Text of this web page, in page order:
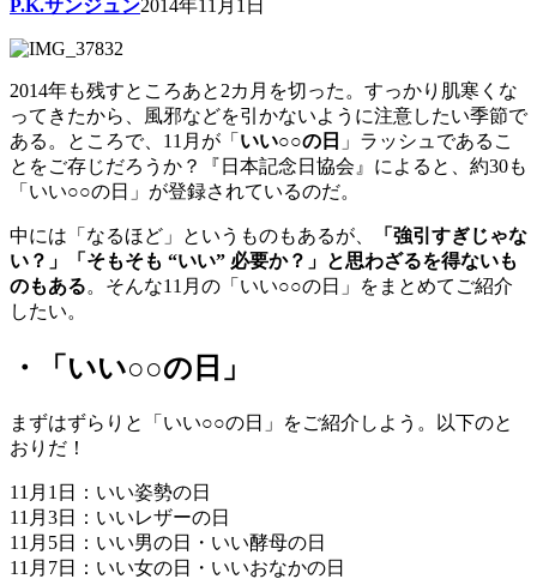
P.K.サンジュン2014年11月1日
2014年も残すところあと2カ月を切った。すっかり肌寒くな
ってきたから、風邪などを引かないように注意したい季節で
ある。ところで、11月が「 いい○○の日 」ラッシュであるこ
とをご存じだろうか？『日本記念日協会』によると、約30も
「いい○○の日」が登録されているのだ。
中には「なるほど」というものもあるが、
「強引すぎじゃな
い？」「そもそも “いい” 必要か？」と思わざるを得ないも
のもある。そんな11月の「いい○○の日」をまとめてご紹介
したい。
・「いい○○の日」
まずはずらりと「いい○○の日」をご紹介しよう。以下のと
おりだ！
11月1日：いい姿勢の日
11月3日：いいレザーの日
11月5日：いい男の日・いい酵母の日
11月7日：いい女の日・いいおなかの日